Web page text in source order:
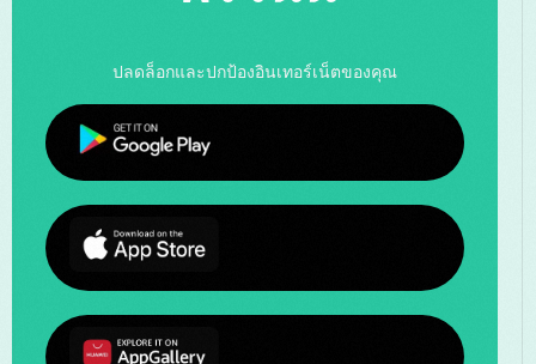
ปลดล็อกและปกป้องอินเทอร์เน็ตของคุณ